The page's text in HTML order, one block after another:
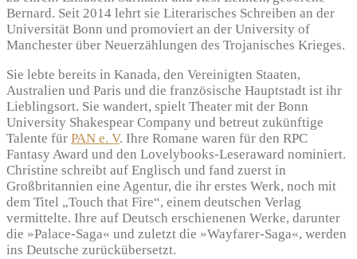
Bernard. Seit 2014 lehrt sie Literarisches Schreiben an der
Universität Bonn und promoviert an der University of
Manchester über Neuerzählungen des Trojanisches Krieges.
Sie lebte bereits in Kanada, den Vereinigten Staaten,
Australien und Paris und die französische Hauptstadt ist ihr
Lieblingsort. Sie wandert, spielt Theater mit der Bonn
University Shakespear Company und betreut zukünftige
Talente für PAN e. V. Ihre Romane waren für den RPC
Fantasy Award und den Lovelybooks-Leseraward nominiert.
Christine schreibt auf Englisch und fand zuerst in
Großbritannien eine Agentur, die ihr erstes Werk, noch mit
dem Titel „Touch that Fire“, einem deutschen Verlag
vermittelte. Ihre auf Deutsch erschienenen Werke, darunter
die »Palace-Saga« und zuletzt die »Wayfarer-Saga«, werden
ins Deutsche zurückübersetzt.